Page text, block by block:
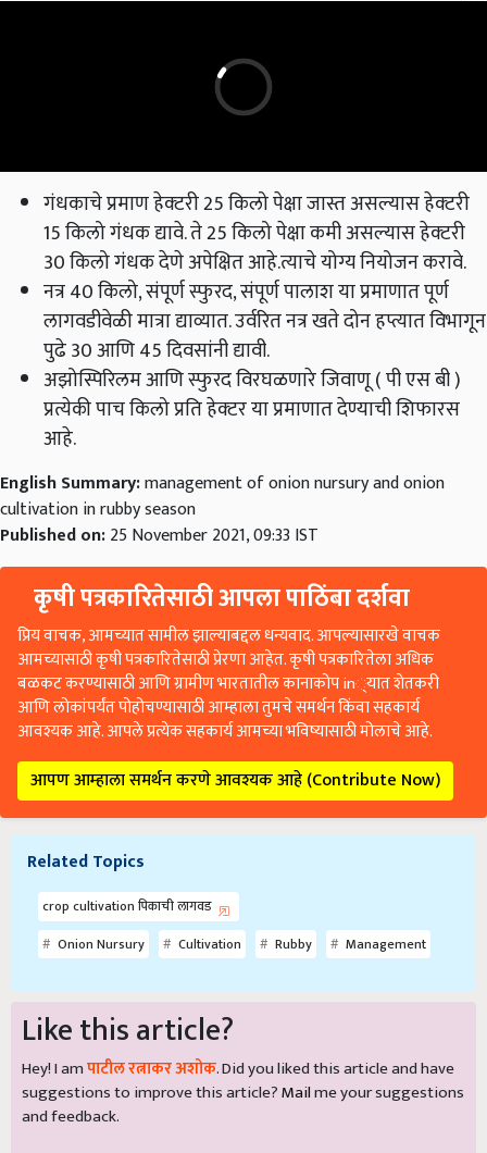
गंधकाचे प्रमाण हेक्‍टरी 25 किलो पेक्षा जास्त असल्यास हेक्‍टरी
15 किलो गंधक द्यावे. ते 25 किलो पेक्षा कमी असल्यास हेक्‍टरी
30 किलो गंधक देणे अपेक्षित आहे.त्याचे योग्य नियोजन करावे.
नत्र 40 किलो, संपूर्ण स्फुरद, संपूर्ण पालाश या प्रमाणात पूर्ण
लागवडीवेळी मात्रा द्याव्यात. उर्वरित नत्र खते दोन हप्त्यात विभागून
पुढे 30 आणि 45 दिवसांनी द्यावी.
अझोस्पिरिलम आणि स्फुरद विरघळणारे जिवाणू ( पी एस बी )
प्रत्येकी पाच किलो प्रति हेक्‍टर या प्रमाणात देण्याची शिफारस
आहे.
English Summary:management of onion nursury and onion
cultivation in rubby season
Published on:25 November 2021, 09:33 IST
कृषी पत्रकारितेसाठी आपला पाठिंबा दर्शवा
प्रिय वाचक, आमच्यात सामील झाल्याबद्दल धन्यवाद. आपल्यासारखे वाचक
आमच्यासाठी कृषी पत्रकारितेसाठी प्रेरणा आहेत. कृषी पत्रकारितेला अधिक
बळकट करण्यासाठी आणि ग्रामीण भारतातील कानाकोप in्यात शेतकरी
आणि लोकांपर्यंत पोहोचण्यासाठी आम्हाला तुमचे समर्थन किंवा सहकार्य
आवश्यक आहे. आपले प्रत्येक सहकार्य आमच्या भविष्यासाठी मोलाचे आहे.
आपण आम्हाला समर्थन करणे आवश्यक आहे (Contribute Now)
Related Topics
crop cultivation पिकाची लागवड
Onion Nursury
Cultivation Rubby Management
Like this article?
Hey! I amपाटील रत्नाकर अशोक. Did you liked this article and have
suggestions to improve this article?Mailme your suggestions
and feedback.